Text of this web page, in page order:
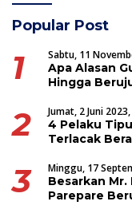
Popular Post
1 Sabtu, 11
Apa Alasan
Hingga
2 Jumat, 2 Juni
4 Pelaku
Terlacak
3 Minggu, 17
Besarkan Mr.
Parepare